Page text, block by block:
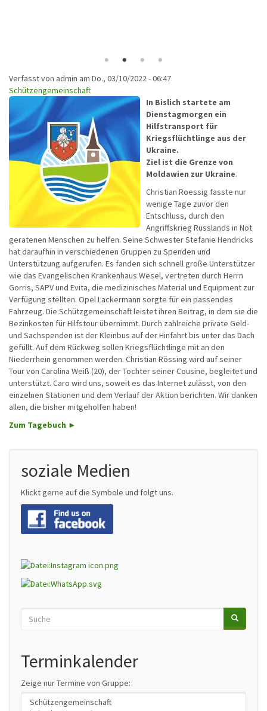
Verfasst von admin am Do., 03/10/2022 - 06:47
Schützengemeinschaft
In Bislich startete am
Dienstagmorgen ein
Hilfstransport für
Kriegsflüchtlinge aus der
Ukraine.
Ziel ist die Grenze von
Moldawien zur Ukraine.
Christian Roessig fasste nur
wenige Tage zuvor den
Entschluss, durch den
Angriffskrieg Russlands in Not
geratenen Menschen zu helfen. Seine Schwester Stefanie Hendricks
hat daraufhin in verschiedenen Gruppen zu Spenden und
Unterstützung aufgerufen. Es fanden sich schnell große Unterstützer
wie das Evangelischen Krankenhaus Wesel, vertreten durch Herrn
Gorris, SAPV und Evita, die medizinisches Material und Equipment zur
Verfügung stellten. Opel Lackermann sorgte für ein passendes
Fahrzeug. Die Schützgemeinschaft leistet ihren Beitrag, in dem sie die
Bezinkosten für Hilfstour übernimmt. Durch zahlreiche private Geld-
und Sachspenden ist der Kleinbus auf der Hinfahrt bis unter das Dach
gefüllt. Auf dem Rückweg sollen Kriegsflüchtlinge mit an den
Niederrhein genommen werden. Christian Rössing wird auf seiner
Tour von Carolina Weiß (20), der Tochter seiner Cousine, begleitet und
unterstützt. Caro wird uns, soweit es das Internet zulässt, von den
einzelnen Stationen und dem Verlauf der Aktion berichten. Wir danken
allen, die bisher mitgeholfen haben!
Zum Tagebuch ►
soziale Medien
Klickt gerne auf die Symbole und folgt uns.
Search
SUCHE
Terminkalender
Zeige nur Termine von Gruppe: